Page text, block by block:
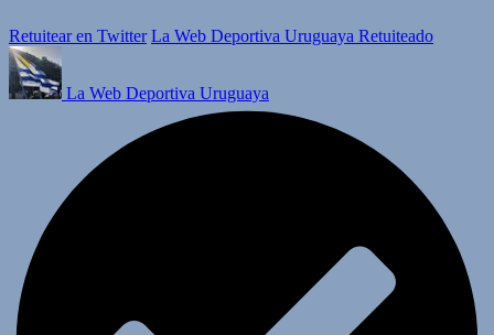
Retuitear en Twitter La Web Deportiva Uruguaya Retuiteado
La Web Deportiva Uruguaya